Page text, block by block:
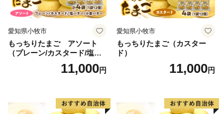
愛知県小牧市
もっちりたまご アソート
（プレーン/カスタード/塩バ
ター/小倉バター）11,000円
愛知県小牧市
もっちりたまご（カスター
ド）
11,000円